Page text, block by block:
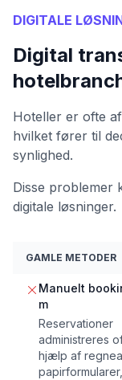
DIGITALE
Digital
Hoteller er ofte
hvilket fører til
synlighed.
Disse problemer
digitale løsninger.
GAMLE METODER
Manuelt
m
Reservationer
administreres
hjælp af